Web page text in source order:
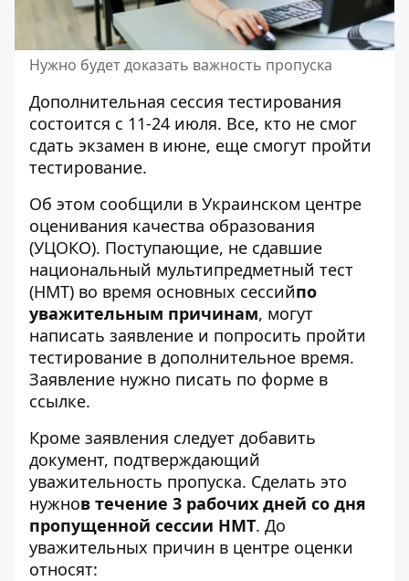
Нужно будет доказать важность пропуска
Дополнительная сессия тестирования
состоится с 11-24 июля. Все, кто не смог
сдать экзамен в июне, еще смогут пройти
тестирование.
Об этом сообщили в Украинском центре
оценивания качества образования
(УЦОКО). Поступающие, не сдавшие
национальный мультипредметный тест
(НМТ) во время основных сессийпо
уважительным причинам, могут
написать заявление и попросить пройти
тестирование в дополнительное время.
Заявление нужно писать по форме в
ссылке.
Кроме заявления следует добавить
документ, подтверждающий
уважительность пропуска. Сделать это
нужнов течение 3 рабочих дней со дня
пропущенной сессии НМТ. До
уважительных причин в центре оценки
относят: